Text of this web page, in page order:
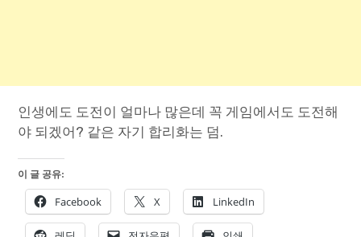
인생에도 도전이 얼마나 많은데 꼭 게임에서도 도전해
야 되겠어? 같은 자기 합리화는 덤.
이 글 공유:
Facebook X LinkedIn